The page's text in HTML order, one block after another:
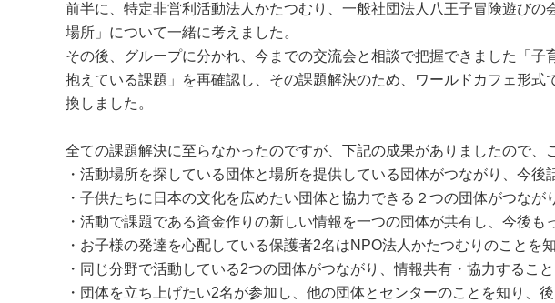
前半に、特定非営利活動法人かたつむり、一般社団法人八王子冒険遊び
場所」について一緒に考えました。
その後、グループに分かれ、今までの交流会と相談で把握できました「
抱えている課題」を再確認し、その課題解決のため、ワールドカフェ形
換しました。
全ての課題解決に至らなかったのですが、下記の成果がありましたので、
・活動場所を探している団体と場所を提供している団体がつながり、今後
・子供たちに日本の文化を広めたい団体と協力できる２つの団体がつなが
・活動で課題である資金作りの新しい情報を一つの団体が共有し、今後も
・お子様の発達を心配している保護者2名はNPO法人かたつむりのことを
・同じ分野で活動している2つの団体がつながり、情報共有・協力すること
・団体を立ち上げたい2名が参加し、他の団体とセンターのことを知り、